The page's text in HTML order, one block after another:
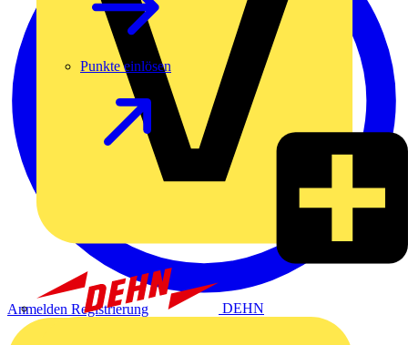
DEHN
Punkte einlösen
Anmelden Registrierung